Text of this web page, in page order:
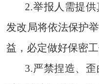
2.举报人需提
发改局将依法保护
益，必定做好保密工
3.严禁捏造、歪